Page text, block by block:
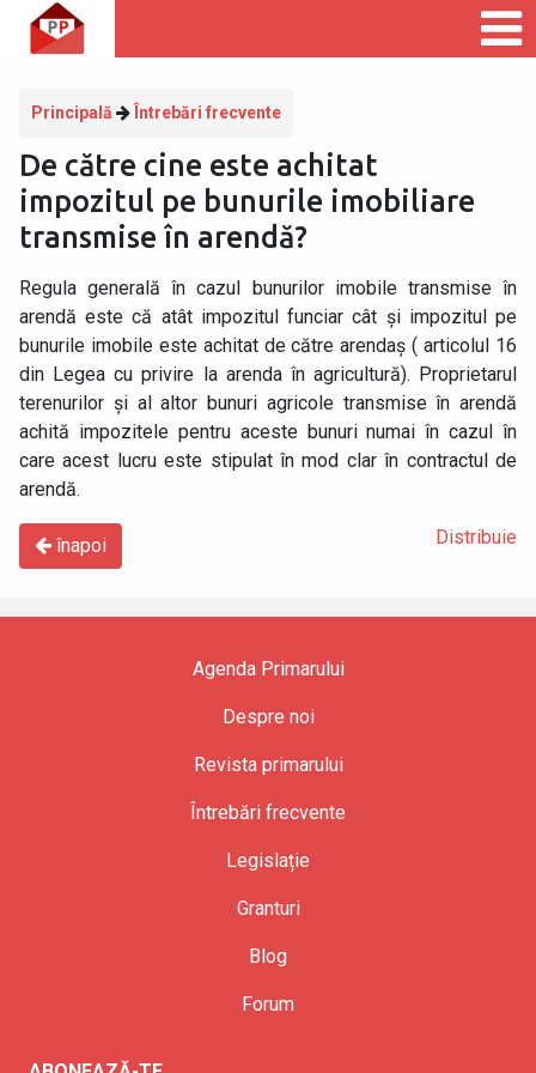
Principală Întrebări frecvente
De către cine este achitat
impozitul pe bunurile imobiliare
transmise în arendă?
Regula generală în cazul bunurilor imobile transmise în
arendă este că atât impozitul funciar cât și impozitul pe
bunurile imobile este achitat de către arendaș ( articolul 16
din Legea cu privire la arenda în agricultură). Proprietarul
terenurilor și al altor bunuri agricole transmise în arendă
achită impozitele pentru aceste bunuri numai în cazul în
care acest lucru este stipulat în mod clar în contractul de
arendă.
Distribuie
înapoi
Agenda Primarului
Despre noi
Revista primarului
Întrebări frecvente
Legislație
Granturi
Blog
Forum